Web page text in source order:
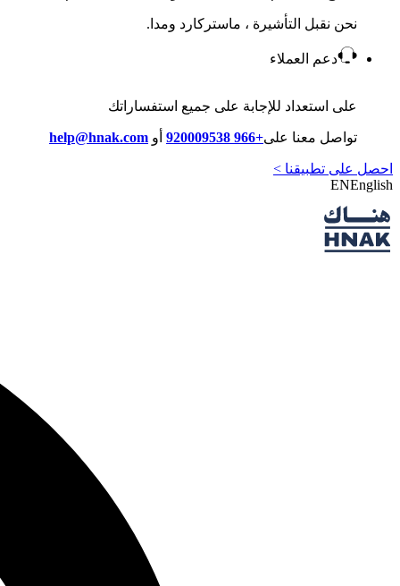
نحن نقبل التأشيرة ، ماستركارد ومدا.
دعم العملاء
على استعداد للإجابة على جميع استفساراتك
تواصل معنا على+966 920009538 أو help@hnak.com
احصل على تطبيقنا >
ENEnglish